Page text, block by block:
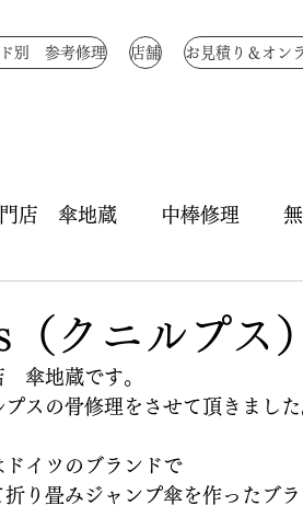
別 参考修理 店舗 お見積り＆オン
門店 傘地蔵 中棒修理
理
ハトメ修理
元革巻き直し 特注 国産骨
クニルプス
傘地蔵です。
スの骨修理をさせて頂きました
ドイツのブランドで
り畳みジャンプ傘を作ったブラ